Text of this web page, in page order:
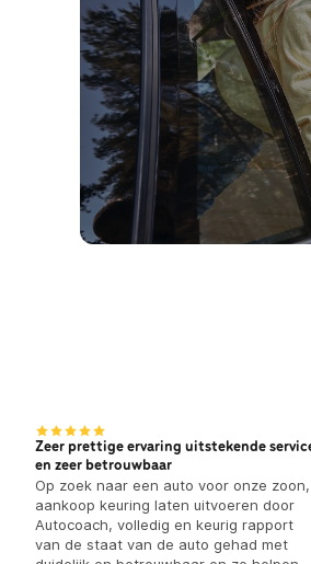
Zeer prettige ervaring uitstekende
en zeer betrouwbaar
Op zoek naar een auto voor onze zoon,
aankoop keuring laten uitvoeren door
Autocoach, volledig en keurig rapport
van de staat van de auto gehad met